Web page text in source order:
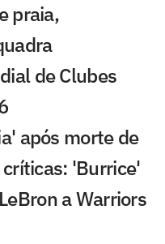
praia,
de Clubes
após morte de
'Burrice'
a Warriors